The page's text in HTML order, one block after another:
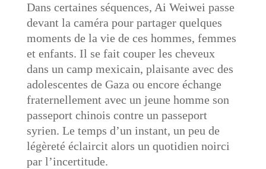
Dans certaines séquences, Ai Weiwei passe
devant la caméra pour partager quelques
moments de la vie de ces hommes, femmes
et enfants. Il se fait couper les cheveux
dans un camp mexicain, plaisante avec des
adolescentes de Gaza ou encore échange
fraternellement avec un jeune homme son
passeport chinois contre un passeport
syrien. Le temps d’un instant, un peu de
légèreté éclaircit alors un quotidien noirci
par l’incertitude.